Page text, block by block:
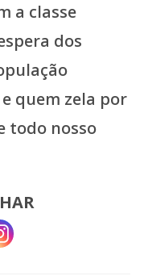
a classe
dos
quem zela por
todo nosso